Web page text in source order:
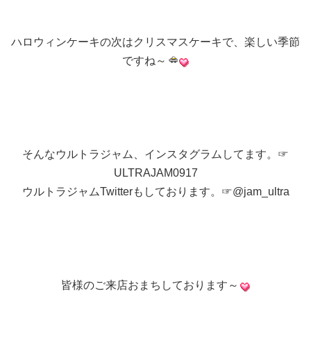
ハロウィンケーキの次はクリスマスケーキで、楽しい季節
ですね～
そんなウルトラジャム、インスタグラムしてます。☞
ULTRAJAM0917
ウルトラジャムTwitterもしております。☞@jam_ultra
皆様のご来店おまちしております～